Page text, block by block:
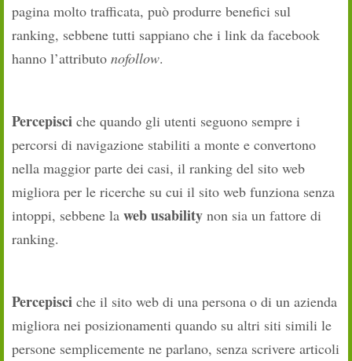
pagina molto trafficata, può produrre benefici sul
ranking, sebbene tutti sappiano che i link da facebook
hanno l’attributo nofollow.
Percepisci che quando gli utenti seguono sempre i
percorsi di navigazione stabiliti a monte e convertono
nella maggior parte dei casi, il ranking del sito web
migliora per le ricerche su cui il sito web funziona senza
intoppi, sebbene la web usability non sia un fattore di
ranking.
Percepisci che il sito web di una persona o di un azienda
migliora nei posizionamenti quando su altri siti simili le
persone semplicemente ne parlano, senza scrivere articoli